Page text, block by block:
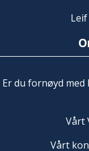
Er du fornøyd med
Vårt
Vårt